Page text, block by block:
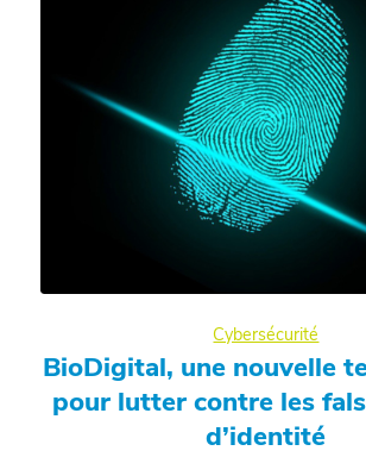
Cybersécurité
BioDigital, une nouvelle
pour lutter contre les
d’identité